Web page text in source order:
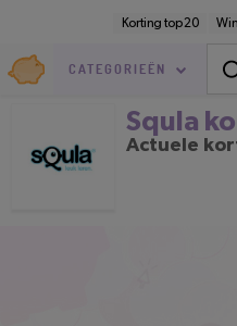
inhoud
Korting top 20
Goedkoop.nl
CATEGORIEËN
Squla
Actuele